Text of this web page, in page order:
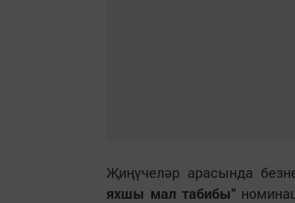
Җиңүчеләр арасында
яхшы мал табибы"